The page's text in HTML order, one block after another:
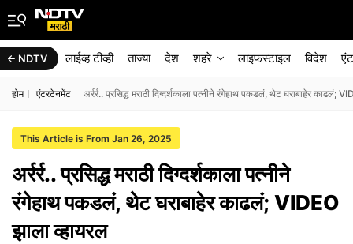
NDTV लाईव्ह टीव्ही ताज्या देश शहरे लाइफस्टाइल विदेश
होम एंटरटेनमेंट अर्रर्र.. प्रसिद्ध मराठी दिग्दर्शकाला पत्नीने रंगेहाथ पकडलं, थेट घराबाहेर काढलं;
This Article is From Jan 26, 2025
अर्रर्र.. प्रसिद्ध मराठी दिग्दर्शकाला पत्नीने
रंगेहाथ पकडलं, थेट घराबाहेर काढलं; VIDEO
झाला व्हायरल